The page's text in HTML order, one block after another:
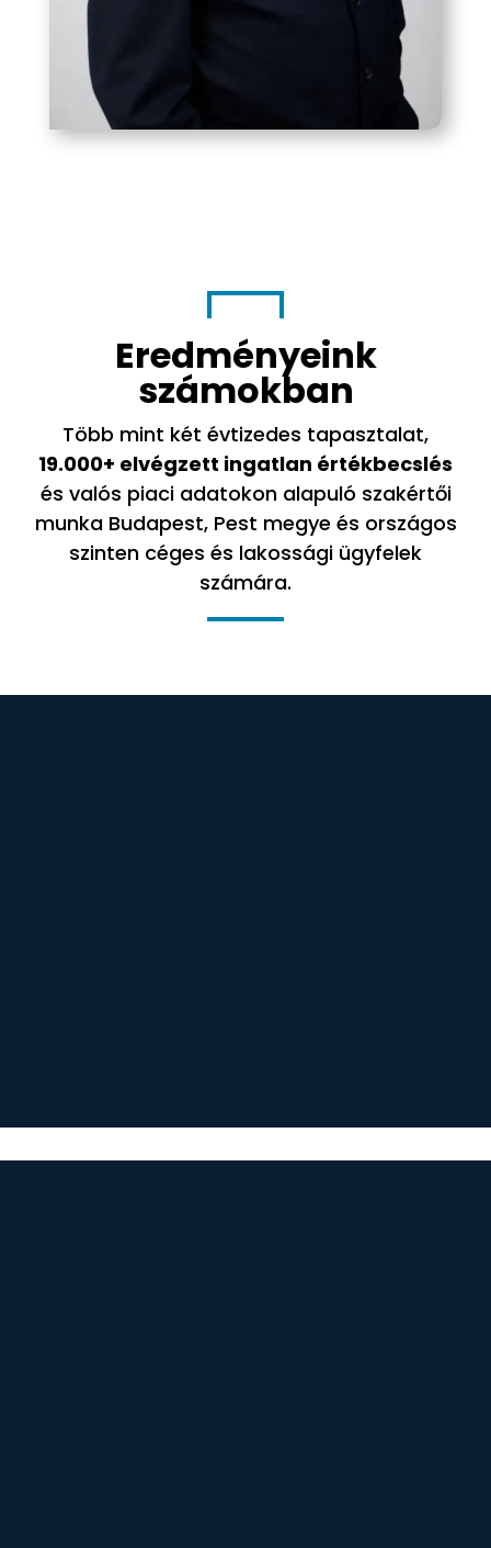
Eredményeink
számokban
Több mint két évtizedes tapasztalat,
19.000+ elvégzett ingatlan értékbecslés
és valós piaci adatokon alapuló szakértői
munka Budapest, Pest megye és országos
szinten céges és lakossági ügyfelek
számára.